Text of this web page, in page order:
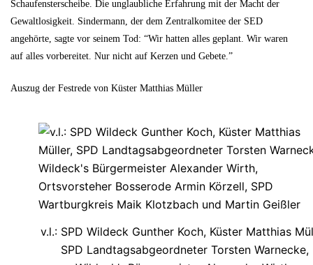
Schaufensterscheibe. Die unglaubliche Erfahrung mit der Macht der
Gewaltlosigkeit. Sindermann, der dem Zentralkomitee der SED
angehörte, sagte vor seinem Tod: “Wir hatten alles geplant. Wir waren
auf alles vorbereitet. Nur nicht auf Kerzen und Gebete.”
Auszug der Festrede von Küster Matthias Müller
v.l.: SPD Wildeck Gunther Koch, Küster Matthias
SPD Landtagsabgeordneter Torsten Warnecke,